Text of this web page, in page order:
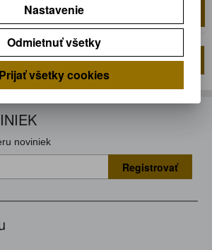
ks
2záznamov
noviniek
Registrovať
Nastavenie
Odmietnuť všetky
Prijať všetky cookies